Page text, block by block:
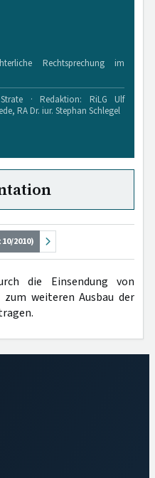
Rechtsprechung im
· Redaktion: RiLG Ulf
RA Dr. iur. Stephan Schlegel
2010)
die Einsendung von
weiteren Ausbau der